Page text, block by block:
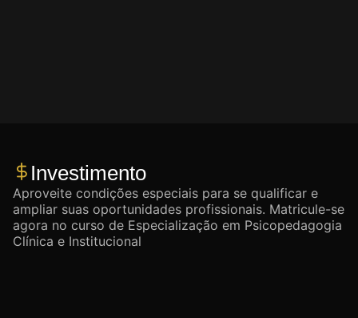
Investimento
Aproveite condições especiais para se qualificar e
ampliar suas oportunidades profissionais. Matricule-se
agora no curso de Especialização em Psicopedagogia
Clínica e Institucional